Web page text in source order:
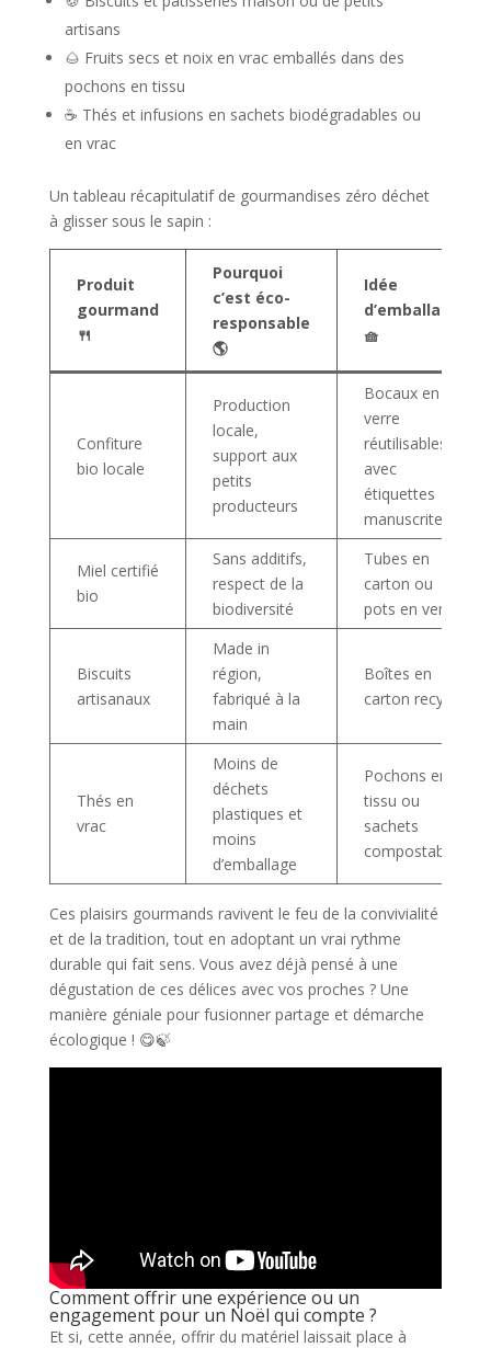
artisans
🌰 Fruits secs et noix en vrac emballés dans des
pochons en tissu
☕ Thés et infusions en sachets biodégradables ou
en vrac
Un tableau récapitulatif de gourmandises zéro déchet
à glisser sous le sapin :
Produit
gourmand
🍴
Pourquoi
c’est éco-
responsable
🌎
Idée
d’emballage
🧺
Confiture
bio locale
Production
locale,
support aux
petits
producteurs
Bocaux en
verre
réutilisables
avec
étiquettes
manuscrites
Miel certifié
bio
Sans additifs,
respect de la
biodiversité
Tubes en
carton ou
pots en verre
Biscuits
artisanaux
Made in
région,
fabriqué à la
main
Boîtes en
carton recyclé
Thés en
vrac
Moins de
déchets
plastiques et
moins
d’emballage
Pochons en
tissu ou
sachets
compostables
Ces plaisirs gourmands ravivent le feu de la convivialité
et de la tradition, tout en adoptant un vrai rythme
durable qui fait sens. Vous avez déjà pensé à une
dégustation de ces délices avec vos proches ? Une
manière géniale pour fusionner partage et démarche
écologique ! 😋🍃
Comment offrir une expérience ou un
engagement pour un Noël qui compte ?
Et si, cette année, offrir du matériel laissait place à